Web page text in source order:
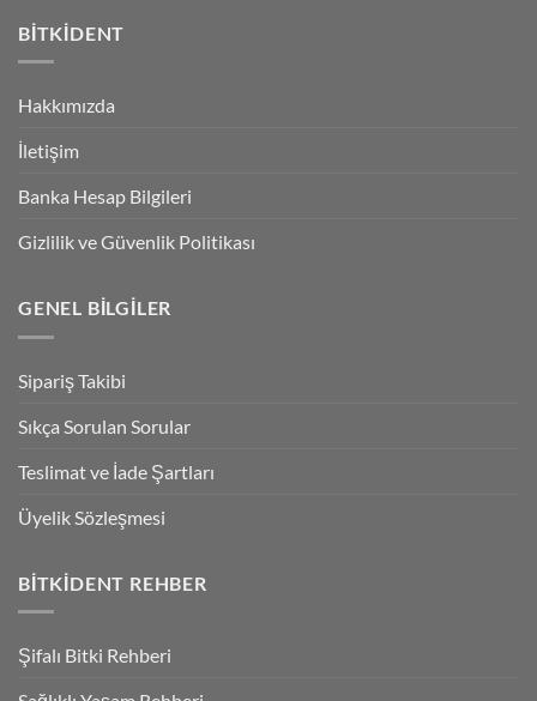
BITKIDENT
Hakkımızda
İletişim
Banka Hesap Bilgileri
Gizlilik ve Güvenlik Politikası
GENEL BILGILER
Sipariş Takibi
Sıkça Sorulan Sorular
Teslimat ve İade Şartları
Üyelik Sözleşmesi
BITKIDENT REHBER
Şifalı Bitki Rehberi